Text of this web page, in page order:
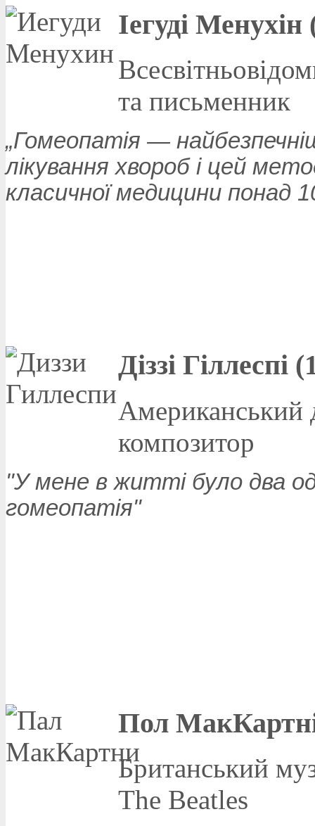
Іегуді
та письменник
„Гомеопатія —
лікування хвороб і цей
класичної медицини понад
Діззі Гіллеспі
Американський
композитор
"У мене в житті було два
гомеопатія"
Пол
Британський
The Beatles